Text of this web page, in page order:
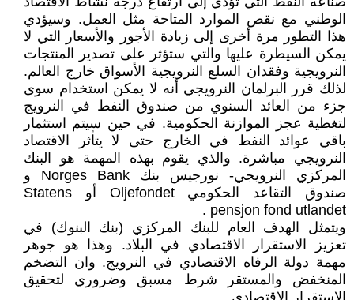
الوطني مع نقص الموارد المتاحة مثل العمل. وسيؤدي
هذا التطور مرة أخرى إلى زيادة الأجور والأسعار التي لا
يمكن السيطرة عليها والتي ستؤثر على تصدير المنتجات
النرويجية وفقدان السلع النرويجية الأسواق خارج العالم.
لذلك قرر البرلمان النرويجي أنه لا يمكن استخدام سوى
جزء من العائد السنوي من صندوق النفط في النرويج
لتغطية عجز الموازنة الحكومية. في حين سيتم استثمار
باقي عوائد النفط في الخارج حتى لا يتأثر الاقتصاد
النرويجي مباشرة. والذي يقوم بهذه المهمة هو البنك
المركزي النرويجي- نورجيس بنك Norges Bank و
صندوق التقاعد الحكومي Oljefondet أو Statens
pensjon fond utlandet .
ويتمثل الهدف العام للبنك المركزي (بنك البنوك) في
تعزيز الاستقرار الاقتصادي في البلاد. وهذا هو جوهر
مهمة دولة الرفاه الاقتصادي في النرويج. وان التضخم
المنخفض والمستقر شرط مسبق وضروري لتحقيق